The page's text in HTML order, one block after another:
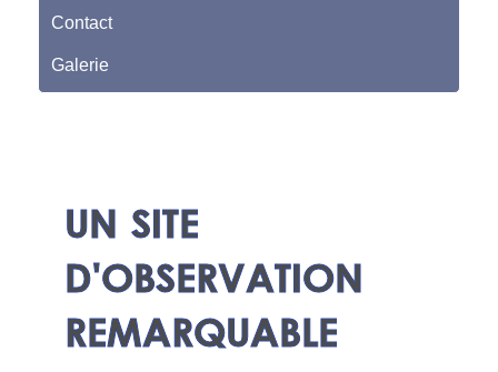
Contact
Galerie
UN SITE
D'OBSERVATION
REMARQUABLE